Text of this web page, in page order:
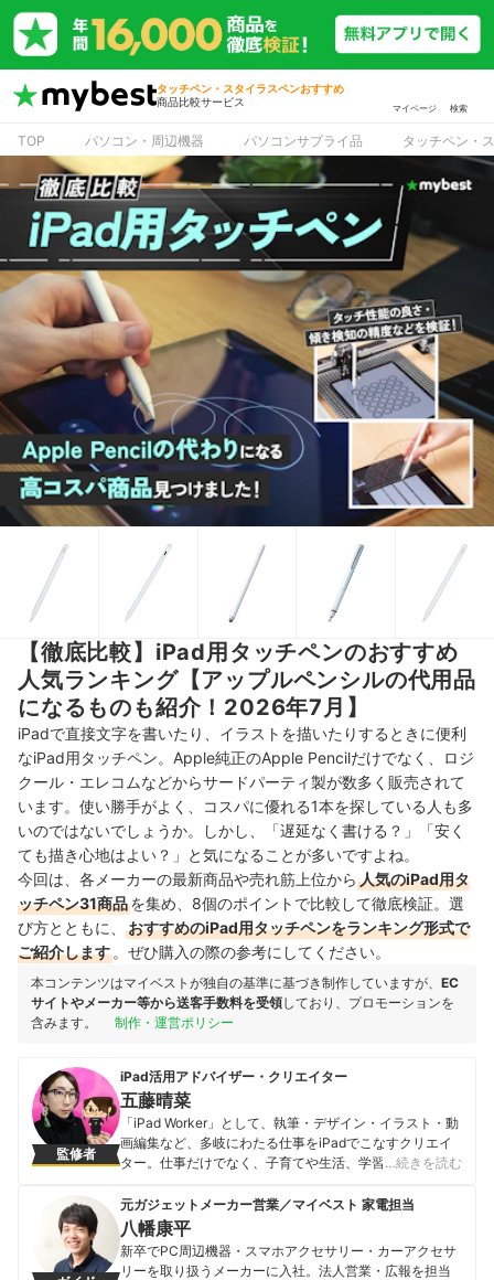
タッチペン・スタイラスペンおすすめ
商品比較サービス
マイページ 検索
TOP パソコン・周辺機器 パソコンサプライ品 タッチペン・
【徹底比較】iPad用タッチペンのおすすめ
人気ランキング【アップルペンシルの代用品
になるものも紹介！2026年7月】
iPadで直接文字を書いたり、イラストを描いたりするときに便利
なiPad用タッチペン。Apple純正のApple Pencilだけでなく、ロジ
クール・エレコムなどからサードパーティ製が数多く販売されて
います。使い勝手がよく、コスパに優れる1本を探している人も多
いのではないでしょうか。しかし、「遅延なく書ける？」「安く
ても描き心地はよい？」と気になることが多いですよね。
今回は、各メーカーの最新商品や売れ筋上位から 人気のiPad用タ
ッチペン31商品を集め、8個のポイントで比較して徹底検証。選
び方とともに、
おすすめのiPad用タッチペンをランキング形式で
ご紹介します 。ぜひ購入の際の参考にしてください。
本コンテンツはマイベストが独自の基準に基づき制作していますが、 EC
サイトやメーカー等から送客手数料を受領しており、プロモーションを
含みます。
制作・運営ポリシー
監修者
iPad活用アドバイザー・クリエイター
五藤晴菜
「iPad Worker」として、執筆・デザイン・イラスト・動
画編集など、多岐にわたる仕事をiPadでこなすクリエイ
ター。仕事だけでなく、子育てや生活、学習など、あら
力をより多くの人に伝えるため、ニュースレターや
YouTubeチャンネルの運営、各地でiPadセミナーを開催
など、幅広い活動を展開。著書に『はたらくiPad』（イ
ンプレス）、『iPadの引き出し』（SBクリエイティブ）
…続きを読む
元ガジェットメーカー営業／マイベスト 家電担当
八幡康平
新卒でPC周辺機器・スマホアクセサリー・カーアクセサ
リーを取り扱うメーカーに入社。法人営業・広報を担当